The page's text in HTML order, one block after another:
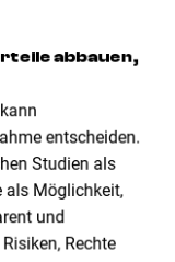
abbauen,
entscheiden.
Studien als
als Möglichkeit,
und
Rechte